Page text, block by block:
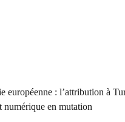
européenne : l’attribution à
en mutation